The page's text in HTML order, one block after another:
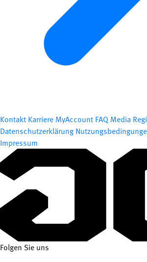
Kontakt Karriere MyAccount FAQ Media
Datenschutzerklärung
Impressum
Folgen Sie uns